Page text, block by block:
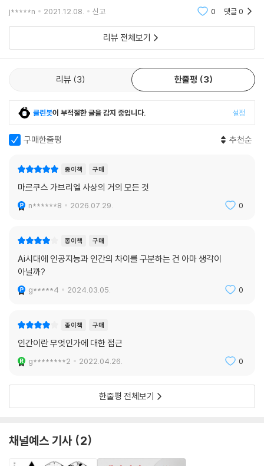
온라인 사회관계망은 한마디로 역할담당자화 기계Personalisierungsm
aschine다. 역할담당자화 기계란, 자기 연출의 실현과 상품화를 위한 수
단의 구실을 하는 시스템을 말한다. 우리가 트위터 계정이나 인스타그램
런 말을 하는 것이 아니다. 중요한 것은 오히려 타인들이 우리의 자화상을
판매하여 경제적 이익을 챙긴다는 사실이다.
--- p.271~272
우리가 제기하는 문제들은 추상적인 문제 해결 공간 안에서가 아니라 구체
적인 생존의 틀 안에서 불거진다. 컴퓨터 프로그램에게는 생존이 걸린 질
--- p.287
오늘날 인공지능으로 불리는 놈은 실은 2차 인공지능이다. 이를 인공인공
자신의 지능도 제작물이다.
--- p.468
반대로 우리가 희극을 선택한다면, 우리는 모든 사람이 인권을 온전히 보
이 존재한다는 통찰에 이르러야 한다. 그 핵심은 한낱 동물에 불과하지 않
으려는 바람이다. 이 바람이 우리를 비물질적 실재와 연결한다. 그런데 오
늘날 우리는 그 비물질적 실재를 기술 권력으로 뻔뻔하게 착취한다. 이 착
우리의 사유 장치에 여전히 고착되어 있기 때문이다.
힘차게 불고 싶다. 보편적인 인간 본질의 핵이 존재한다. 그것은 자기를 규
정하는 능력이다. 인간의 자기규정 능력은, 우리는 동물이 아니기를 의지
요. '생각이란 무엇인가?'라는 질문을 마주하면 막상 답을
하기가 어렵습니다. 좋은 질문이 좋은 답을 찾게 한다고
하는데요. '생각이란 무엇인가?'야 말로
j*****n 2021.12.08. 신고 0 댓글0
리뷰 전체보기
리뷰 3 한줄평 3
클린봇이 부적절한 글을 감지 중입니다. 설정
구매한줄평 추천순
종이책 구매
마르쿠스 가브리엘 사상의 거의 모든 것
n******8 2026.07.29. 0
종이책 구매
Ai시대에 인공지능과 인간의 차이를 구분하는 건 아마 생각이
아닐까?
g*****4 2024.03.05. 0
종이책 구매
인간이란 무엇인가에 대한 접근
g********2 2022.04.26. 0
한줄평 전체보기
채널예스 기사 2